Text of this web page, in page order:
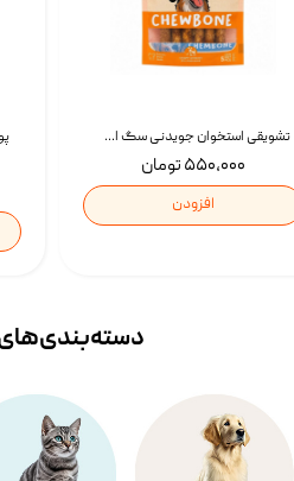
تشویقی استخوان جویدنی سگ اسنکی کرانچی با طعم مرغ Snacky Crunchy Munchy وزن 100 گرم
۵۵۰,۰۰۰ تومان
افزودن